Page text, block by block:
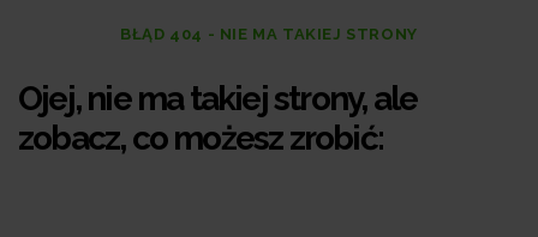
BŁĄD 404 - NIE MA TAKIEJ STRONY
Ojej, nie ma takiej strony, ale
zobacz, co możesz zrobić: